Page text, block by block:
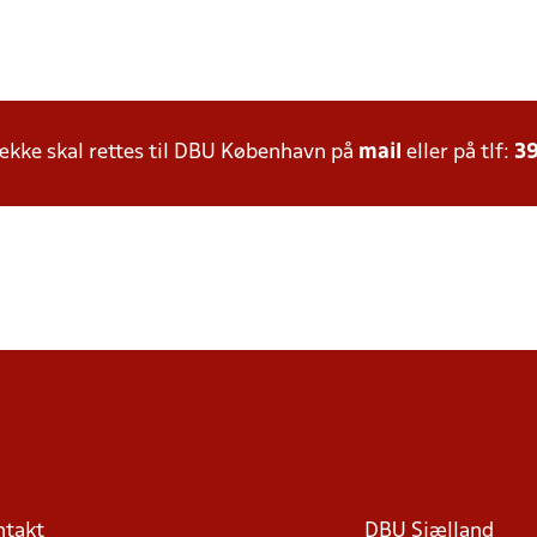
skal rettes til DBU København på mail eller på tlf:
DBU Sjælland